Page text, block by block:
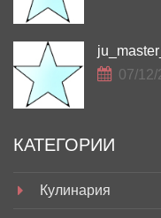
ju_master_
07/12/
КАТЕГОРИИ
Кулинария